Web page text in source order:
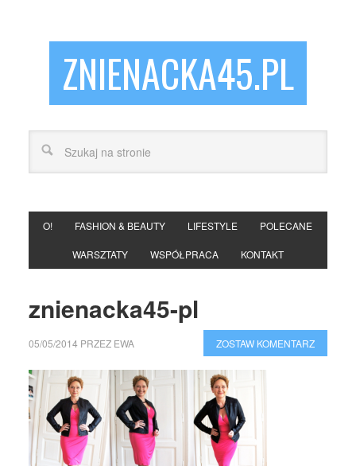
ZNIENACKA45.PL
O! FASHION & BEAUTY LIFESTYLE POLECANE
WARSZTATY WSPÓŁPRACA KONTAKT
znienacka45-pl
05/05/2014 PRZEZ EWA ZOSTAW KOMENTARZ